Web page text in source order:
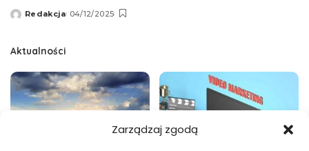
Zarządzaj zgodą
Wysłany
Redakcja 04/12/2025
Aktualności